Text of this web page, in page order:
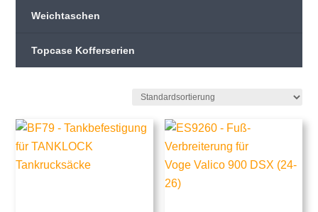
Weichtaschen
Topcase Kofferserien